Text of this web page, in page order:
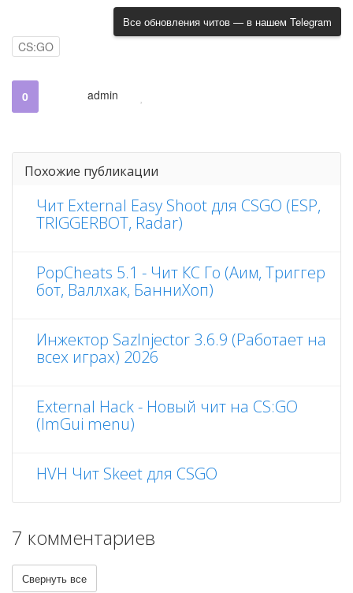
Все обновления читов — в нашем Telegram
CS:GO
0 admin
Похожие публикации
Чит External Easy Shoot для CSGO (ESP,
TRIGGERBOT, Radar)
PopCheats 5.1 - Чит КС Го (Аим, Триггер
бот, Валлхак, БанниХоп)
Инжектор SazInjector 3.6.9 (Работает на
всех играх) 2026
External Hack - Новый чит на CS:GO
(ImGui menu)
HVH Чит Skeet для CSGO
7 комментариев
Свернуть все